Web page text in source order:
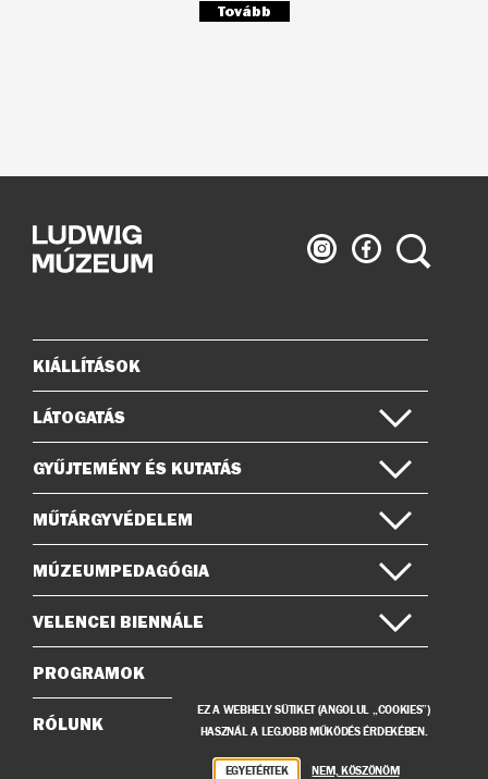
Tovább
Ludwig
Múzeum
Ludwig
Múzeum
Keresés
Oldaltérkép
KIÁLLÍTÁSOK
LÁTOGATÁS
GYŰJTEMÉNY ÉS KUTATÁS
MŰTÁRGYVÉDELEM
MÚZEUMPEDAGÓGIA
VELENCEI BIENNÁLE
PROGRAMOK
RÓLUNK
EZ A WEBHELY SÜTIKET (ANGOLUL „COOKIES”)
HASZNÁL A LEGJOBB MŰKÖDÉS ÉRDEKÉBEN.
EGYETÉRTEK NEM, KÖSZÖNÖM